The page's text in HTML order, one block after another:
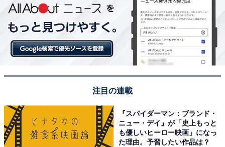
注目の連載
『スパイダーマン：ブランド・
ニュー・デイ』が「史上もっと
も優しいヒーロー映画」になっ
た理由。予習したい作品は？